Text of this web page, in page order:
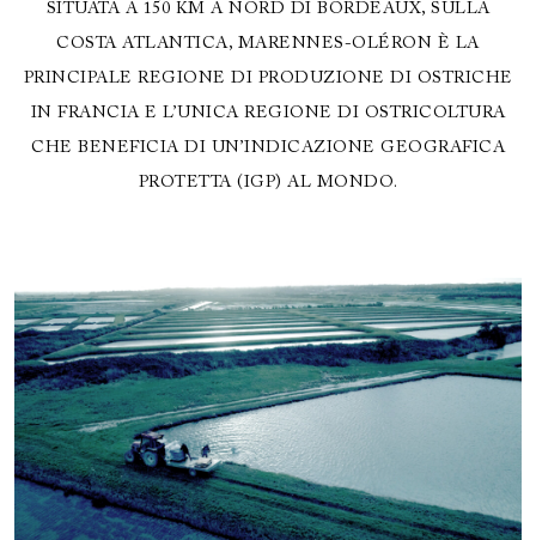
SITUATA A 150 KM A NORD DI BORDEAUX, SULLA
COSTA ATLANTICA, MARENNES-OLÉRON È LA
PRINCIPALE REGIONE DI PRODUZIONE DI OSTRICHE
IN FRANCIA E L’UNICA REGIONE DI OSTRICOLTURA
CHE BENEFICIA DI UN’INDICAZIONE GEOGRAFICA
PROTETTA (IGP) AL MONDO.